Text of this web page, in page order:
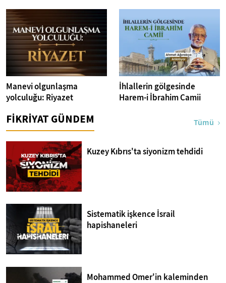
Manevi olgunlaşma
yolculuğu: Riyazet
İhlallerin gölgesinde
Harem-i İbrahim Camii
FİKRİYAT GÜNDEM Tümü
Kuzey Kıbrıs'ta siyonizm tehdidi
Sistematik işkence İsrail
hapishaneleri
Mohammed Omer'in kaleminden